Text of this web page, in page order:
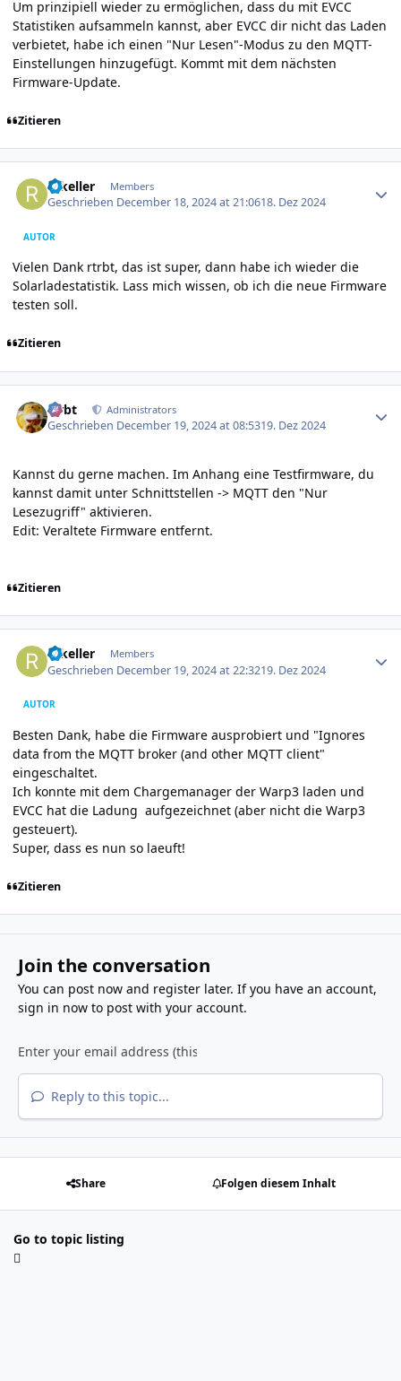
Um prinzipiell wieder zu ermöglichen, dass du mit EVCC
Statistiken aufsammeln kannst, aber EVCC dir nicht das Laden
verbietet, habe ich einen "Nur Lesen"-Modus zu den MQTT-
Einstellungen hinzugefügt. Kommt mit dem nächsten
Firmware-Update.
Zitieren
rakeller Members
Geschrieben December 18, 2024 at 21:0618. Dez 2024
AUTOR
Vielen Dank rtrbt, das ist super, dann habe ich wieder die
Solarladestatistik. Lass mich wissen, ob ich die neue Firmware
testen soll.
Zitieren
rtrbt Administrators
Geschrieben December 19, 2024 at 08:5319. Dez 2024
Kannst du gerne machen. Im Anhang eine Testfirmware, du
kannst damit unter Schnittstellen -> MQTT den "Nur
Lesezugriff" aktivieren.
Edit: Veraltete Firmware entfernt.
Zitieren
rakeller Members
Geschrieben December 19, 2024 at 22:3219. Dez 2024
AUTOR
Besten Dank, habe die Firmware ausprobiert und "Ignores
data from the MQTT broker (and other MQTT client"
eingeschaltet.
Ich konnte mit dem Chargemanager der Warp3 laden und
EVCC hat die Ladung aufgezeichnet (aber nicht die Warp3
gesteuert).
Super, dass es nun so laeuft!
Zitieren
Join the conversation
You can post now and register later. If you have an account,
sign in nowto post with your account.
Reply to this topic...
Share Folgen diesem Inhalt
Go to topic listing